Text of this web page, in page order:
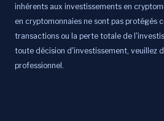
inhérents aux investissements en
en cryptomonnaies ne sont pas protégés
transactions ou la perte totale de
toute décision d'investissement, veuillez
professionnel.